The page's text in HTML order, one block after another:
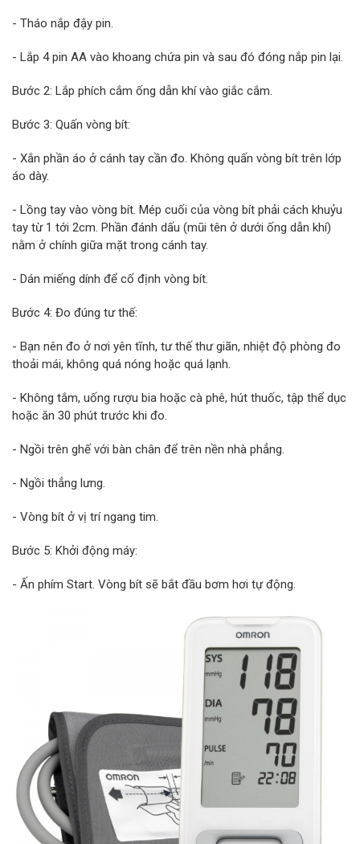
- Tháo nắp đậy pin.
- Lắp 4 pin AA vào khoang chứa pin và sau đó đóng nắp pin lại.
Bước 2: Lắp phích cắm ống dẫn khí vào giắc cắm.
Bước 3: Quấn vòng bít:
- Xắn phần áo ở cánh tay cần đo. Không quấn vòng bít trên lớp
áo dày.
- Lồng tay vào vòng bít. Mép cuối của vòng bít phải cách khuỷu
tay từ 1 tới 2cm. Phần đánh dấu (mũi tên ở dưới ống dẫn khí)
nằm ở chính giữa mặt trong cánh tay.
- Dán miếng dính để cố định vòng bít.
Bước 4: Đo đúng tư thế:
- Bạn nên đo ở nơi yên tĩnh, tư thế thư giãn, nhiệt độ phòng đo
thoải mái, không quá nóng hoặc quá lạnh.
- Không tắm, uống rượu bia hoặc cà phê, hút thuốc, tập thể dục
hoặc ăn 30 phút trước khi đo.
- Ngồi trên ghế với bàn chân để trên nền nhà phẳng.
- Ngồi thẳng lưng.
- Vòng bít ở vị trí ngang tim.
Bước 5: Khởi động máy:
- Ấn phím Start. Vòng bít sẽ bắt đầu bơm hơi tự động.